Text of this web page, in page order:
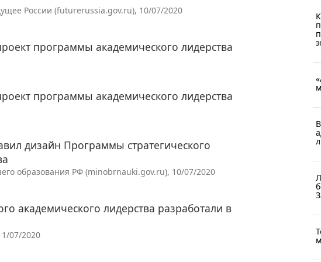
России (futurerussia.gov.ru), 10/07/2020
программы академического лидерства
программы академического лидерства
дизайн Программы стратегического
образования РФ (minobrnauki.gov.ru), 10/07/2020
академического лидерства разработали в
07/2020